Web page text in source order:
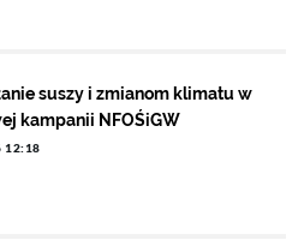
suszy i zmianom klimatu w
kampanii NFOŚiGW
12:18